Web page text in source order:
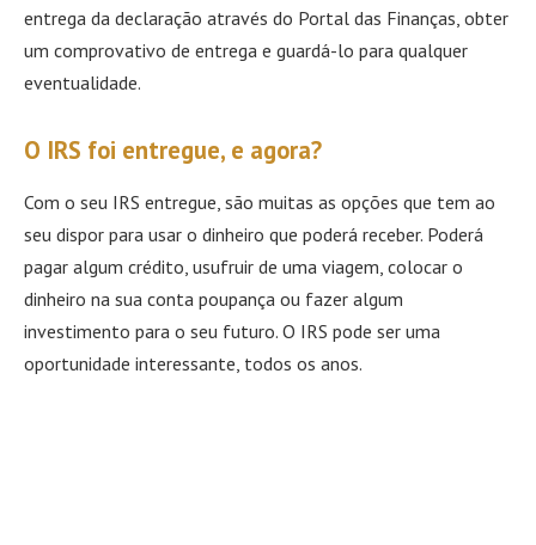
entrega da declaração através do Portal das Finanças, obter
um comprovativo de entrega e guardá-lo para qualquer
eventualidade.
O IRS foi entregue, e agora?
Com o seu IRS entregue, são muitas as opções que tem ao
seu dispor para usar o dinheiro que poderá receber. Poderá
pagar algum crédito, usufruir de uma viagem, colocar o
dinheiro na sua conta poupança ou fazer algum
investimento para o seu futuro. O IRS pode ser uma
oportunidade interessante, todos os anos.